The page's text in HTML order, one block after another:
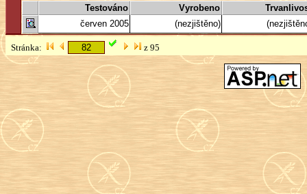
Testováno
Vyrobeno
červen 2005
(nezjištěno)
Stránka: z 95